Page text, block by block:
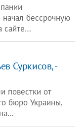
бессрочную
сайте…
Суркисов, -
повестки от
бюро Украины,